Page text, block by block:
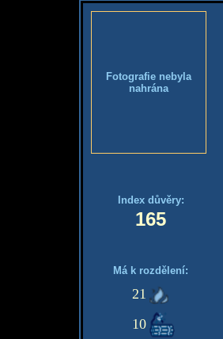
Fotografie nebyla
nahrána
Index důvěry:
165
Má k rozdělení:
21
10